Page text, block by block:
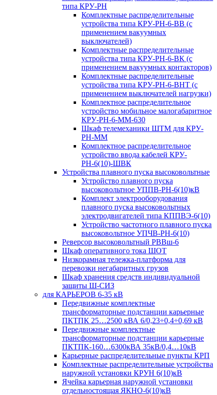
типа КРУ-РН
Комплектные распределительные
устройства типа КРУ-РН-6-ВВ (с
применением вакуумных
выключателей)
Комплектные распределительные
устройства типа КРУ-РН-6-ВК (с
применением вакуумных контакторов)
Комплектные распределительные
устройства типа КРУ-РН-6-ВНТ (с
применением выключателей нагрузки)
Комплектное распределительное
устройство мобильное малогабаритное
КРУ-РН-6-ММ-630
Шкаф телемеханики ШТМ для КРУ-
РН-ММ
Комплектное распределительное
устройство ввода кабелей КРУ-
РН-6(10)-ШВК
Устройства плавного пуска высоковольтные
Устройство плавного пуска
высоковольтное УППВ-РН-6(10)кВ
Комплект электрооборудования
плавного пуска высоковольтных
электродвигателей типа КППВЭ-6(10)
Устройство частотного плавного пуска
высоковольтное УПЧВ-РН-6(10)
Реверсор высоковольтный РВВш-6
Шкаф оперативного тока ШОТ
Низкорамная тележка-платформа для
перевозки негабаритных грузов
Шкаф хранения средств индивидуальной
защиты Ш-СИЗ
для КАРЬЕРОВ 6-35 кВ
Передвижные комплектные
трансформаторные подстанции карьерные
ПКТПК 25…2500 кВА 6/0,23÷0,4÷0,69 кВ
Передвижные комплектные
трансформаторные подстанции карьерные
ПКТПК-160…6300кВА 35кВ/0,4…10кВ
Карьерные распределительные пункты КРП
Комплектные распределительные устройства
наружной установки КРУН 6(10)кВ
Ячейка карьерная наружной установки
отдельностоящая ЯКНО-6(10)кВ